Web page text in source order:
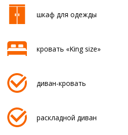
шкаф для одежды
кровать «King size»
диван-кровать
раскладной диван